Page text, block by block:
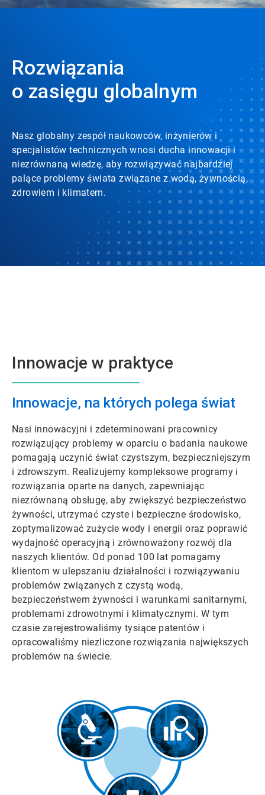
Rozwiązania
o zasięgu globalnym
Nasz globalny zespół naukowców, inżynierów i
specjalistów technicznych wnosi ducha innowacji i
niezrównaną wiedzę, aby rozwiązywać najbardziej
palące problemy świata związane z wodą, żywnością,
zdrowiem i klimatem.
Innowacje w praktyce
Innowacje, na których polega świat
Nasi innowacyjni i zdeterminowani pracownicy
rozwiązujący problemy w oparciu o badania naukowe
pomagają uczynić świat czystszym, bezpieczniejszym
i zdrowszym. Realizujemy kompleksowe programy i
rozwiązania oparte na danych, zapewniając
niezrównaną obsługę, aby zwiększyć bezpieczeństwo
żywności, utrzymać czyste i bezpieczne środowisko,
zoptymalizować zużycie wody i energii oraz poprawić
wydajność operacyjną i zrównoważony rozwój dla
naszych klientów. Od ponad 100 lat pomagamy
klientom w ulepszaniu działalności i rozwiązywaniu
problemów związanych z czystą wodą,
bezpieczeństwem żywności i warunkami sanitarnymi,
problemami zdrowotnymi i klimatycznymi. W tym
czasie zarejestrowaliśmy tysiące patentów i
opracowaliśmy niezliczone rozwiązania największych
problemów na świecie.